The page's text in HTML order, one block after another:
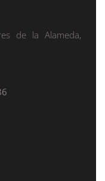
de la Alameda,